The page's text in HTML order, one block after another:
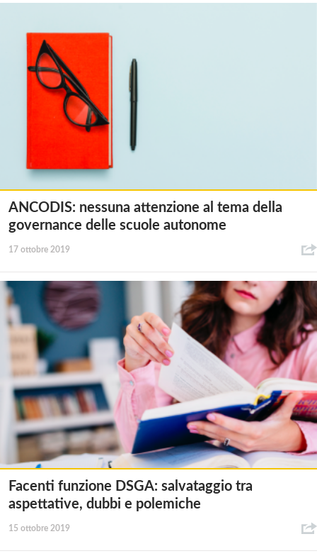
ANCODIS: nessuna attenzione al tema della
governance delle scuole autonome
17 ottobre 2019
Facenti funzione DSGA: salvataggio tra
aspettative, dubbi e polemiche
15 ottobre 2019